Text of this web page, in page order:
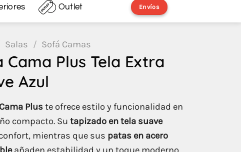
Outlet Envíos
Salas / Sofá Camas
Cama Plus Tela Extra
Azul
Pluste ofrece estilo y funcionalidad en
compacto. Sutapizado en tela suave
mientras que sus patas en acero